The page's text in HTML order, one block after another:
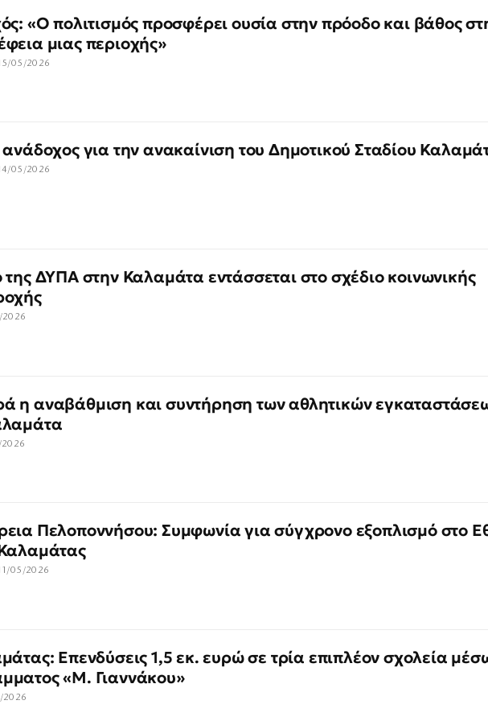
«Ο πολιτισμός προσφέρει ουσία στην πρόοδο και βάθος
μιας περιοχής»
05/2026
ανάδοχος για την ανακαίνιση του Δημοτικού Σταδίου
14/05/2026
της ΔΥΠΑ στην Καλαμάτα εντάσσεται στο σχέδιο κοινωνικής
2026
η αναβάθμιση και συντήρηση των αθλητικών
Πελοποννήσου: Συμφωνία για σύγχρονο εξοπλισμό στο
05/2026
Επενδύσεις 1,5 εκ. ευρώ σε τρία επιπλέον σχολεία
«Μ. Γιαννάκου»
2026